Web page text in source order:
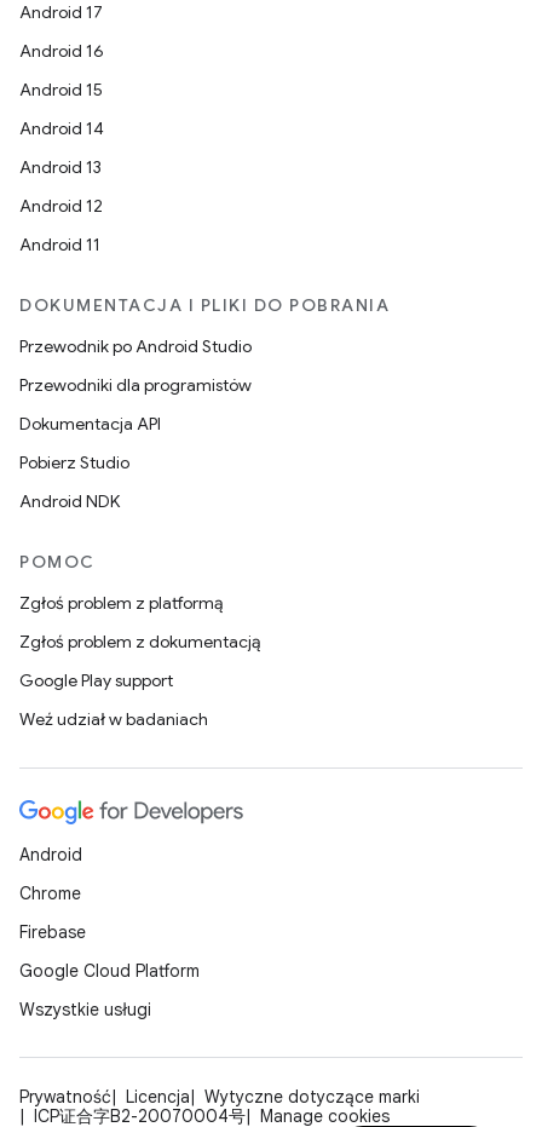
Android 17
Android 16
Android 15
Android 14
Android 13
Android 12
Android 11
DOKUMENTACJA I PLIKI DO POBRANIA
Przewodnik po Android Studio
Przewodniki dla programistów
Dokumentacja API
Pobierz Studio
Android NDK
POMOC
Zgłoś problem z platformą
Zgłoś problem z dokumentacją
Google Play support
Weź udział w badaniach
Android
Chrome
Firebase
Google Cloud Platform
Wszystkie usługi
Prywatność Licencja
Wytyczne dotyczące marki
ICP证合字B2-20070004号
Manage cookies